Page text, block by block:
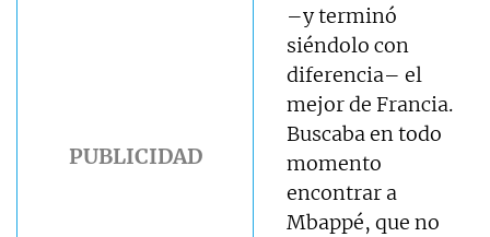
–y terminó
siéndolo con
diferencia– el
mejor de Francia.
Buscaba en todo
momento
encontrar a
Mbappé, que no